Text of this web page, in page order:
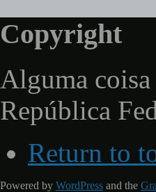
Copyright
Alguma coisa
República
Return to
Powered by WordPress and the